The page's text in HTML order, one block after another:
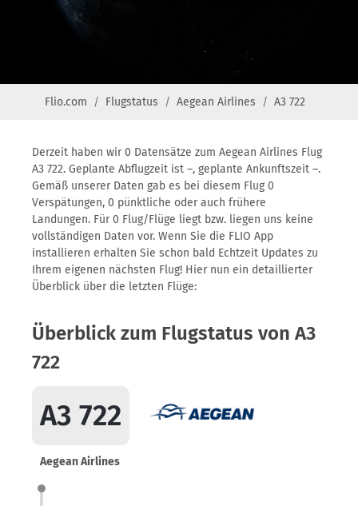
Flio.com Flugstatus Aegean Airlines A3 722
Derzeit haben wir 0 Datensätze zum Aegean Airlines Flug
A3 722. Geplante Abflugzeit ist –, geplante Ankunftszeit –.
Gemäß unserer Daten gab es bei diesem Flug 0
Verspätungen, 0 pünktliche oder auch frühere
Landungen. Für 0 Flug/Flüge liegt bzw. liegen uns keine
vollständigen Daten vor. Wenn Sie die FLIO App
installieren erhalten Sie schon bald Echtzeit Updates zu
Ihrem eigenen nächsten Flug! Hier nun ein detaillierter
Überblick über die letzten Flüge:
Überblick zum Flugstatus von A3
722
A3 722
Aegean Airlines